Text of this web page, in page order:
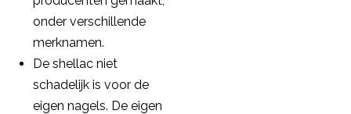
onder verschillende
merknamen.
De shellac niet
schadelijk is voor de
eigen nagels. De eigen